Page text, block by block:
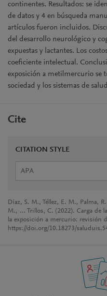
continentes. Resultados: se
de datos y 4 en búsqueda
artículos fueron incluidos.
del desarrollo neurológico y
expuestas y lactantes. Los
coeficiente intelectual.
exposición a metilmercurio se
sociedad y los sistemas de
Cite
CITATION STYLE
APA
Díaz, S. M., Téllez, E. M., Palma,
M., … Trillos, C. (2022). Carga de
la exposición a mercurio: revisión
https://doi.org/10.18273/